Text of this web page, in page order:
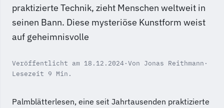
praktizierte Technik, zieht Menschen weltweit in
seinen Bann. Diese mysteriöse Kunstform weist
auf geheimnisvolle
Veröffentlicht am 18.12.2024·Von Jonas Reithmann ·
Lesezeit 9 Min.
Palmblätterlesen, eine seit Jahrtausenden praktizierte